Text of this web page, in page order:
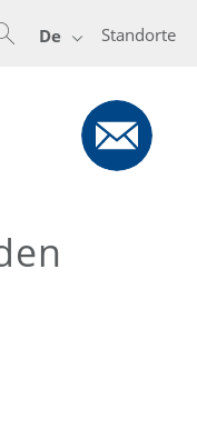
Standorte
De